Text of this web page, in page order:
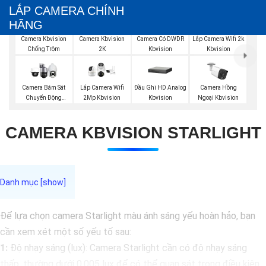
LẮP CAMERA CHÍNH
HÃNG
Camera Kbvision
Chống Trộm
Camera Kbvision
2K
Camera Có DWDR
Kbvision
Lắp Camera Wifi 2k
Kbvision
Camera Bám Sát
Chuyển Động
Lắp Camera Wifi
2Mp Kbvision
Đầu Ghi HD Analog
Kbvision
Camera Hồng
Ngoại Kbvision
CAMERA KBVISION STARLIGHT
Để lựa chọn camera Starlight màu ánh sáng yếu hoàn hảo, bạn
cần xem xét một số yếu tố sau:
1: Độ nhạy sáng (lux): Camera Starlight cần có độ nhạy sáng